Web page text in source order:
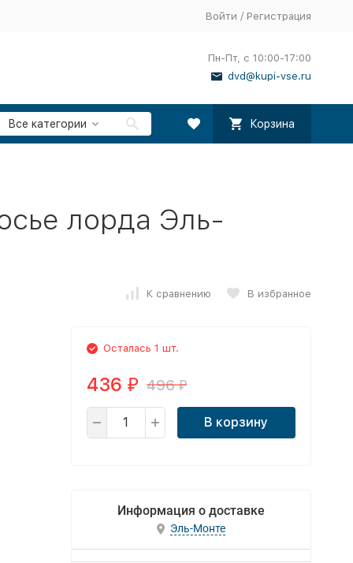
Войти / Регистрация
Пн-Пт, с 10:00-17:00
dvd@kupi-vse.ru
Все категории Корзина
лорда Эль-
К сравнению В избранное
Осталась 1 шт.
436 ₽ 496₽
В корзину
Информация о доставке
Эль-Монте